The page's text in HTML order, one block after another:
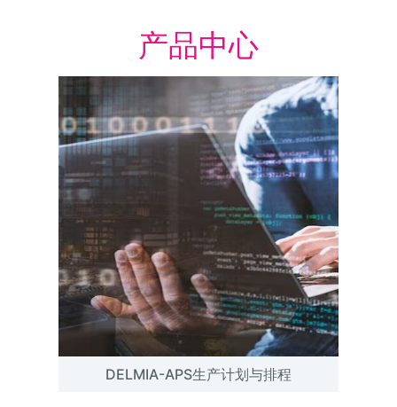
产品中心
DELMIA-APS生产计划与排程